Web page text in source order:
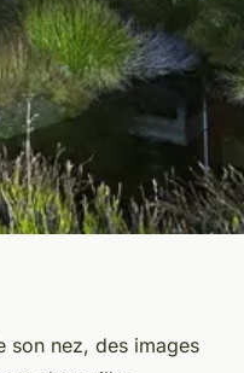
extra
son nez, des images